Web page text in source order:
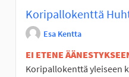
Koripallokenttä
Esa Kentta
EI ETENE
Koripallokenttä yleiseen